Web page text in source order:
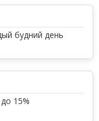
будний день
15%